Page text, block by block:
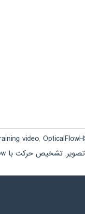
video,
,تشخیص حرکت با optical flow